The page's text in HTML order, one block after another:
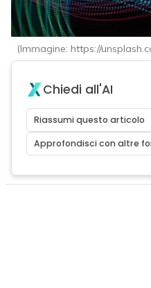
(Immagine: https://
Chiedi all'AI
Riassumi questo articolo
Approfondisci con altre